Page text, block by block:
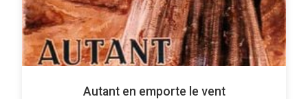
Autant en emporte le vent